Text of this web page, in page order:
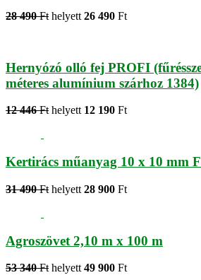
28 490 Ft helyett 26 490 Ft
Hernyózó olló fej PROFI
méteres alumínium szárhoz 1384)
12 446 Ft helyett 12 190 Ft
Kertirács műanyag 10 x 10 mm
31 490 Ft helyett 28 900 Ft
Agroszövet 2,10 m x 100 m
53 340 Ft helyett 49 900 Ft